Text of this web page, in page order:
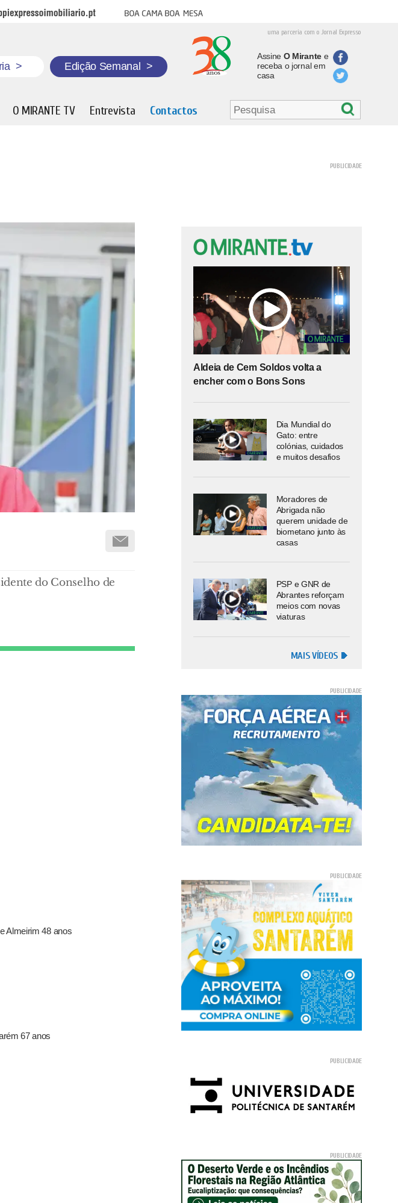
Expresso Imobiliário Boa cama boa mesa
uma parceria com o Jornal Expresso
> Edição Semanal >
Assine O Mirantee
receba o jornal em
casa
O MIRANTE TV Entrevista Contactos
do Conselho de
Almeirim 48 anos
67 anos
Aldeia de Cem Soldos volta a
encher com o Bons Sons
Dia Mundial do
Gato: entre
colónias, cuidados
e muitos desafios
Moradores de
Abrigada não
querem unidade de
biometano junto às
casas
PSP e GNR de
Abrantes reforçam
meios com novas
viaturas
MAIS VÍDEOS